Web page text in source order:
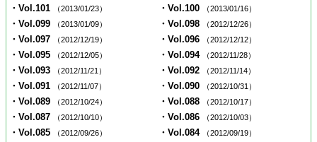
・Vol.101 （2013/01/23） ・Vol.100 （2013/01/16）
・Vol.099 （2013/01/09） ・Vol.098 （2012/12/26）
・Vol.097 （2012/12/19） ・Vol.096 （2012/12/12）
・Vol.095 （2012/12/05） ・Vol.094 （2012/11/28）
・Vol.093 （2012/11/21） ・Vol.092 （2012/11/14）
・Vol.091 （2012/11/07） ・Vol.090 （2012/10/31）
・Vol.089 （2012/10/24） ・Vol.088 （2012/10/17）
・Vol.087 （2012/10/10） ・Vol.086 （2012/10/03）
・Vol.085 （2012/09/26） ・Vol.084 （2012/09/19）